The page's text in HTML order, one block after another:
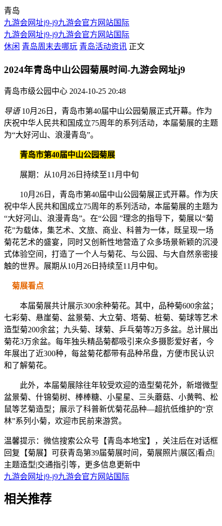
青岛
九游会网址j9-j9九游会官方网站国际
九游会网址j9-j9九游会官方网站国际
休闲 青岛周末去哪玩 青岛活动资讯 正文
2024年青岛中山公园菊展时间-九游会网址j9
青岛市级公园中心 2024-10-25 20:48
导语10月26日，青岛市第40届中山公园菊展正式开幕。作为
庆祝中华人民共和国成立75周年的系列活动，本届菊展的主题
为“大好河山、浪漫青岛”。
青岛市第40届中山公园菊展
展期：从10月26日持续至11月中旬
10月26日，青岛市第40届中山公园菊展正式开幕。作为庆
祝中华人民共和国成立75周年的系列活动，本届菊展的主题为
“大好河山、浪漫青岛”。在“公园 ”理念的指导下，菊展以“菊
花”为载体，集艺术、文旅、商业、科普为一体，既呈现一场
菊花艺术的盛宴，同时又创新性地营造了众多场景新颖的沉浸
式体验空间，打造了一个人与菊花、与公园、与大自然亲密接
触的世界。展期从10月26日持续至11月中旬。
菊展看点
本届菊展共计展示300余种菊花。其中，品种菊600余盆；
七彩菊、悬崖菊、盆景菊、大立菊、塔菊、桩菊、菊球等艺术
造型菊200余盆；九头菊、球菊、乒乓菊等2万多盆。总计展出
菊花3万余盆。每年独头精品菊都吸引来众多摄影爱好者，今
年展出了近300种，每盆菊花都带有品种吊盘，方便市民认识
和了解菊花。
此外，本届菊展除往年较受欢迎的造型菊花外，新增微型
盆景菊、什锦菊树、棒棒糖、小星星、三头蘑菇、小黄鸭、松
鼠等艺菊造型；展示了科普新优菊花品种—超抗低维护的“京
林”系列小菊，欢迎市民前来游赏。
温馨提示：微信搜索公众号【青岛本地宝】，关注后在对话框
回复【菊展】可获青岛第39届菊展时间，菊展照片|展区|看点|
主题造型|交通指引等，更多信息更新中
九游会网址j9-j9九游会官方网站国际
相关推荐